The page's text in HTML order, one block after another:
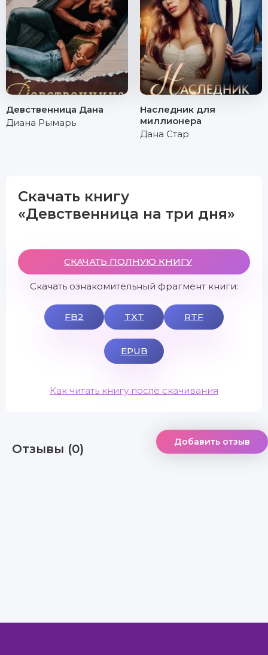
Девственница Дана
Диана Рымарь
Наследник для
миллионера
Дана Стар
Скачать книгу
«Девственница на три дня»
СКАЧАТЬ ПОЛНУЮ КНИГУ
Скачать ознакомительный фрагмент книги:
FB2 TXT RTF
EPUB
Как читать книгу после скачивания
Отзывы (0) Добавить отзыв